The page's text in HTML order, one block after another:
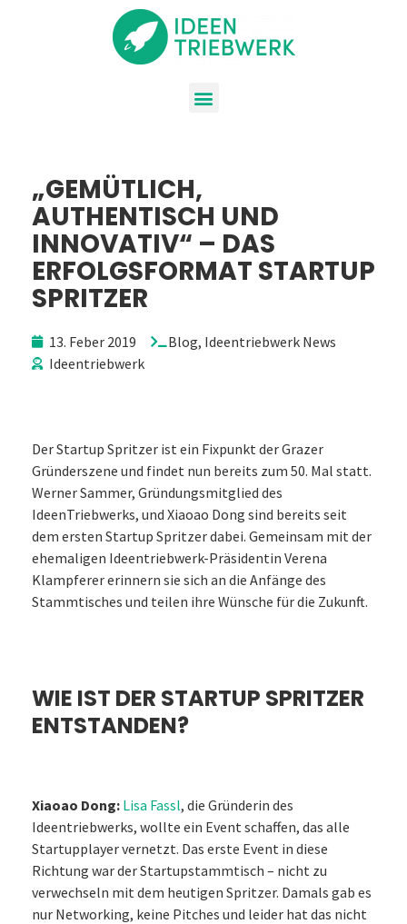
„GEMÜTLICH,
AUTHENTISCH UND
INNOVATIV“ – DAS
ERFOLGSFORMAT STARTUP
SPRITZER
13. Feber 2019 Blog, Ideentriebwerk News
Ideentriebwerk
Der Startup Spritzer ist ein Fixpunkt der Grazer
Gründerszene und findet nun bereits zum 50. Mal statt.
Werner Sammer, Gründungsmitglied des
IdeenTriebwerks, und Xiaoao Dong sind bereits seit
dem ersten Startup Spritzer dabei. Gemeinsam mit der
ehemaligen Ideentriebwerk-Präsidentin Verena
Klampferer erinnern sie sich an die Anfänge des
Stammtisches und teilen ihre Wünsche für die Zukunft.
WIE IST DER STARTUP SPRITZER
ENTSTANDEN?
Xiaoao Dong: Lisa Fassl, die Gründerin des
Ideentriebwerks, wollte ein Event schaffen, das alle
Startupplayer vernetzt. Das erste Event in diese
Richtung war der Startupstammtisch – nicht zu
verwechseln mit dem heutigen Spritzer. Damals gab es
nur Networking, keine Pitches und leider hat das nicht